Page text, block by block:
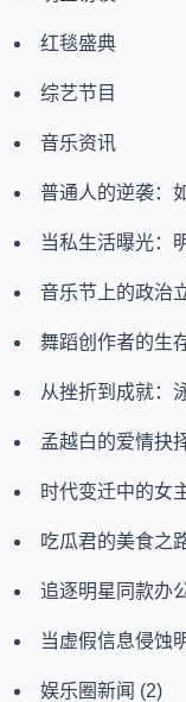
红毯盛典
综艺节目
音乐资讯
普通人的逆袭：
当私生活曝光：
音乐节上的政治
舞蹈创作者的生
从挫折到成就：
孟越白的爱情抉
时代变迁中的女
吃瓜君的美食之
追逐明星同款办
当虚假信息侵蚀
娱乐圈新闻 (2)